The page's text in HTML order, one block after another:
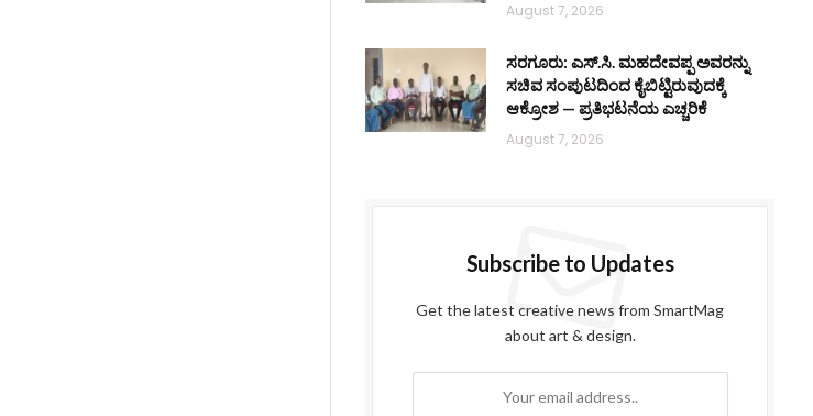
August 7, 2026
ಸರಗೂರು: ಎಸ್.ಸಿ. ಮಹದೇವಪ್ಪ ಅವರನ್ನು
ಸಚಿವ ಸಂಪುಟದಿಂದ ಕೈಬಿಟ್ಟಿರುವುದಕ್ಕೆ
ಆಕ್ರೋಶ — ಪ್ರತಿಭಟನೆಯ ಎಚ್ಚರಿಕೆ
August 7, 2026
Subscribe to Updates
Get the latest creative news from SmartMag
about art & design.